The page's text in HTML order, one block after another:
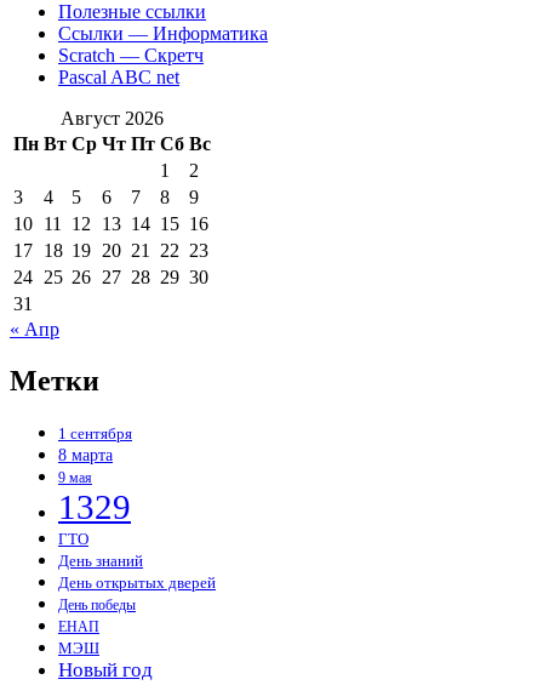
Полезные ссылки
Ссылки — Информатика
Scratch — Скретч
Pascal ABC net
Август 2026
Пн Вт Ср Чт Пт Сб Вс
1
2
3
4 5 6 7 8
9
10 11 12 13 14 15 16
17 18 19 20 21 22 23
24 25 26 27 28 29 30
31
« Апр
Метки
1 сентября
8 марта
9 мая
1329
ГТО
День знаний
День открытых дверей
День победы
ЕНАП
МЭШ
Новый год